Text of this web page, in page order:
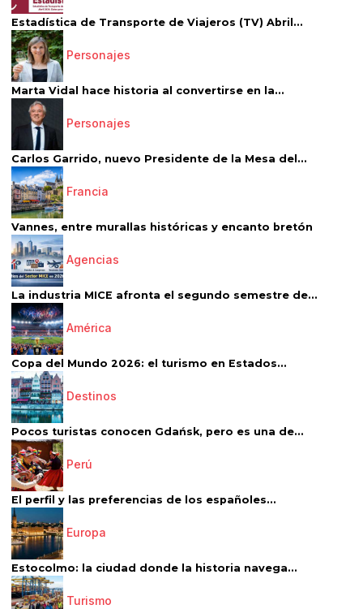
Estadística de Transporte de Viajeros (TV) Abril...
Personajes
Marta Vidal hace historia al convertirse en la...
Personajes
Carlos Garrido, nuevo Presidente de la Mesa del...
Francia
Vannes, entre murallas históricas y encanto bretón
Agencias
La industria MICE afronta el segundo semestre de...
América
Copa del Mundo 2026: el turismo en Estados...
Destinos
Pocos turistas conocen Gdańsk, pero es una de...
Perú
El perfil y las preferencias de los españoles...
Europa
Estocolmo: la ciudad donde la historia navega...
Turismo